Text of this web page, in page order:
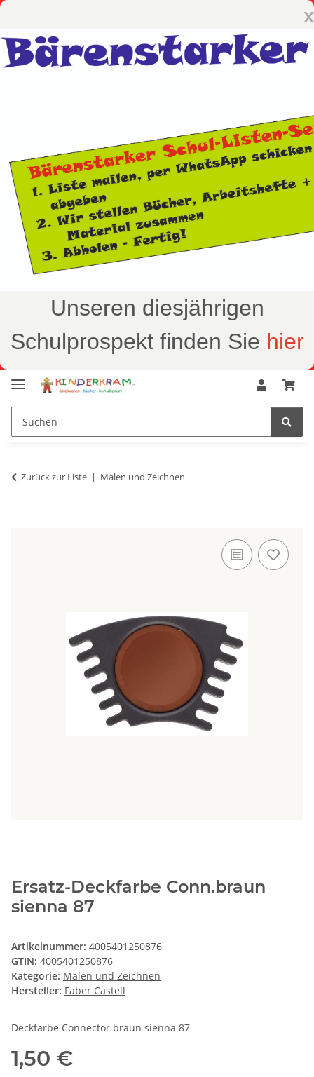
x
Unseren diesjährigen
Schulprospekt finden Sie hier
Zurück zur Liste Malen und Zeichnen
Ersatz-Deckfarbe Conn.braun
sienna 87
Artikelnummer: 4005401250876
GTIN: 4005401250876
Kategorie: Malen und Zeichnen
Hersteller: Faber Castell
Deckfarbe Connector braun sienna 87
1,50 €